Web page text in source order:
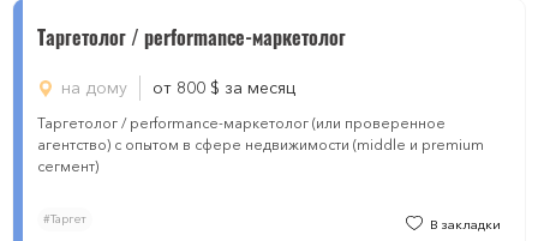
Таргетолог / performance-маркетолог
на дому от 800 $ за месяц
Таргетолог / performance-маркетолог (или проверенное
агентство) с опытом в сфере недвижимости (middle и premium
сегмент)
#Таргет В закладки